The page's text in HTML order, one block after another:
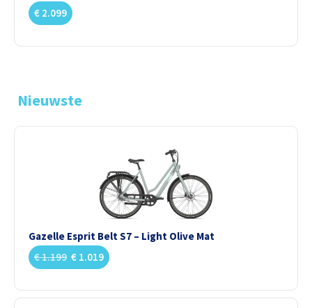
€ 2.099
Nieuwste
Gazelle Esprit Belt S7 – Light Olive Mat
€1.199 € 1.019